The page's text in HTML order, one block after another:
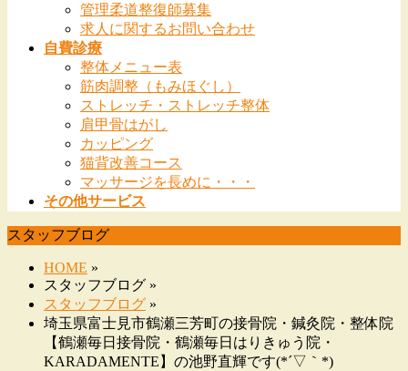
管理柔道整復師募集
求人に関するお問い合わせ
自費診療
整体メニュー表
筋肉調整（もみほぐし）
ストレッチ・ストレッチ整体
肩甲骨はがし
カッピング
猫背改善コース
マッサージを長めに・・・
その他サービス
スタッフブログ
HOME »
スタッフブログ »
スタッフブログ »
埼玉県富士見市鶴瀬三芳町の接骨院・鍼灸院・整体院
【鶴瀬毎日接骨院・鶴瀬毎日はりきゅう院・
KARADAMENTE】の池野直輝です(*´▽｀*)